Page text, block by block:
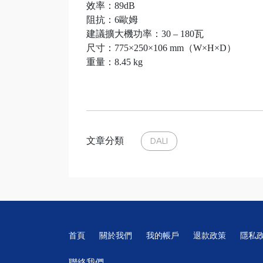
效率：89dB
阻抗：6歐姆
建議擴大機功率：30 – 180瓦
尺寸：775×250×106 mm（W×H×D）
重量：8.45 kg
文章分類 DALI
首頁 關於我們 我的帳戶 退款政策 隱私